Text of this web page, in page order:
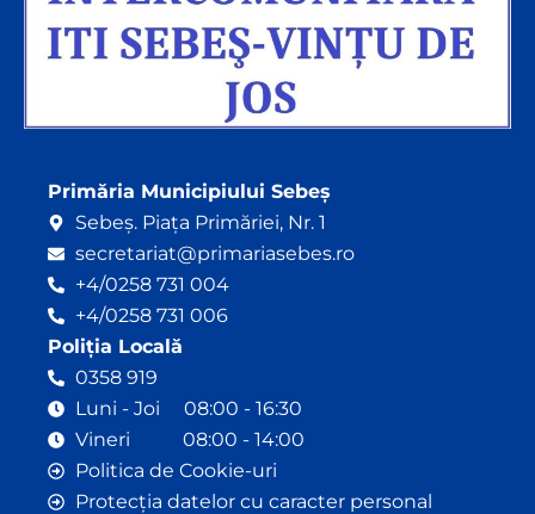
Primăria Municipiului Sebeș
Sebeș. Piața Primăriei, Nr. 1
secretariat@primariasebes.ro
+4/0258 731 004
+4/0258 731 006
Poliția Locală
0358 919
Luni - Joi 08:00 - 16:30
Vineri 08:00 - 14:00
Politica de Cookie-uri
Protecția datelor cu caracter personal